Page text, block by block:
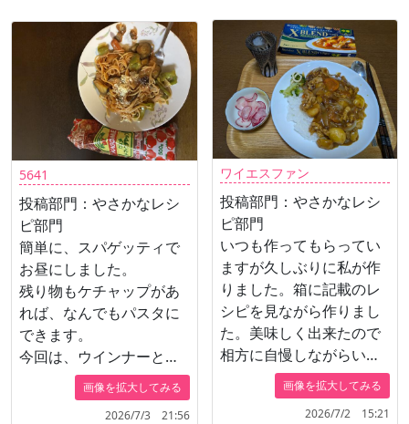
5641
投稿部門：やさかなレシ
ピ部門
簡単に、スパゲッティで
お昼にしました。
残り物もケチャップがあ
れば、なんでもパスタに
できます。
今回は、ウインナーとあ
さりのむきみを入れてみ
ました。
画像を拡大してみる
2026/7/3 21:56
ワイエスファン
投稿部門：やさかなレシ
ピ部門
いつも作ってもらってい
ますが久しぶりに私が作
りました。箱に記載のレ
シピを見ながら作りまし
た。美味しく出来たので
相方に自慢しながらいた
だきました。画像を拡大してみる
2026/7/2 15:21